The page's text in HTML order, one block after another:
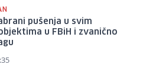
pušenja u svim
u FBiH i zvanično